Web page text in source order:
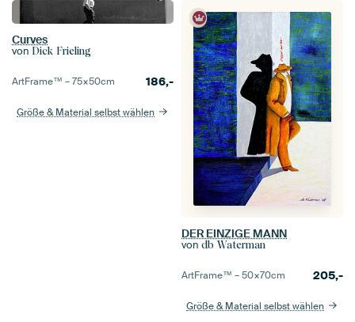
Curves
von Dick Frieling
ArtFrame™ –75×50cm 186,-
Größe & Material selbst wählen
DER EINZIGE MANN
von db Waterman
ArtFrame™ –50×70cm 205,-
Größe & Material selbst wählen